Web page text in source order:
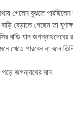
গেলেন বুঝতে
বেড়াতে গেছেন তা
বাড়ি যান
খেতে পারবেন না বলে
পড়ে জগন্নাথের মান